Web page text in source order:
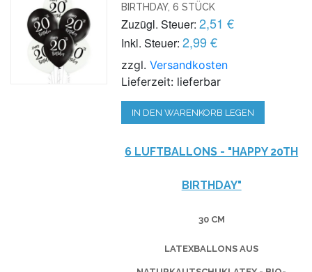
BIRTHDAY, 6 STÜCK
Zuzügl. Steuer: 2,51 €
Inkl. Steuer: 2,99 €
zzgl.Versandkosten
Lieferzeit: lieferbar
IN DEN WARENKORB LEGEN
6 LUFTBALLONS - "HAPPY 20TH
BIRTHDAY"
30 CM
LATEXBALLONS AUS